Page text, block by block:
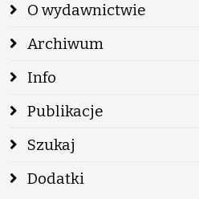
O wydawnictwie
Archiwum
Info
Publikacje
Szukaj
Dodatki